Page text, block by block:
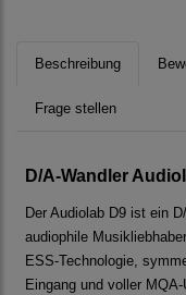
Beschreibung
Frage stellen
D/A-Wandler
Der Audiolab D9 ist ein
audiophile
ESS-Technologie,
Eingang und voller